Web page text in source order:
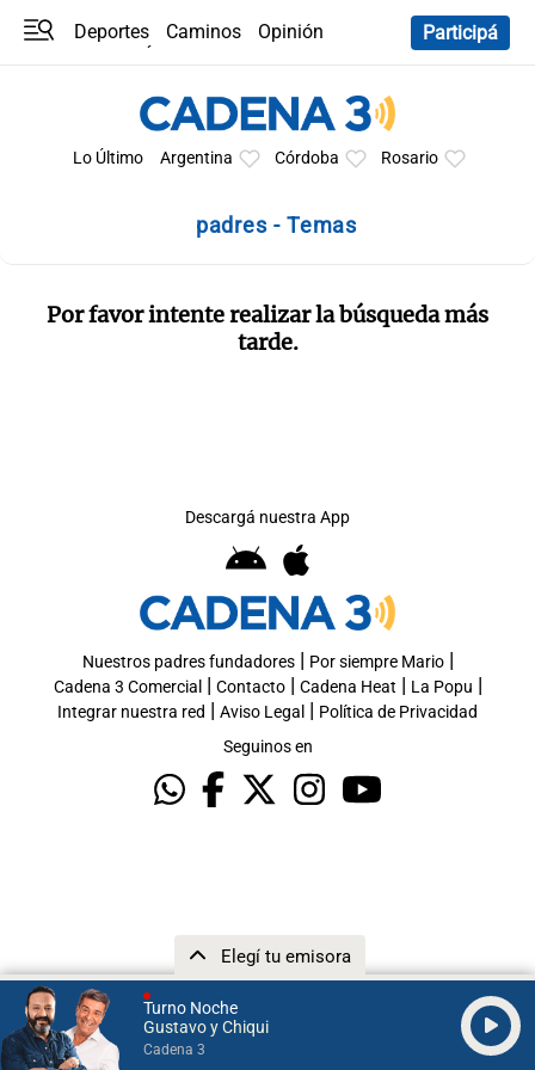
Turno Noche
Gustavo y Chiqui
Cadena 3
Elegí tu emisora
Deportes Caminos
Opinión
Participá
Lo Último Argentina Córdoba Rosario
padres - Temas
Por favor intente realizar la búsqueda más
tarde.
Descargá nuestra App
Nuestros padres fundadores| Por siempre Mario|
Cadena 3 Comercial | Contacto| Cadena Heat | La Popu |
Integrar nuestra red | Aviso Legal | Política de Privacidad
Seguinos en